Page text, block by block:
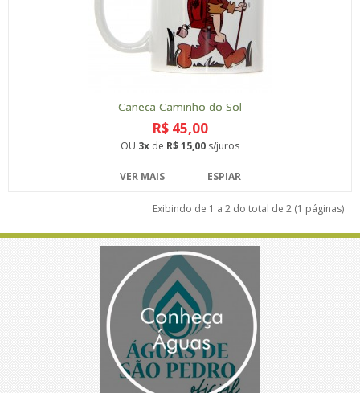
Caneca Caminho do Sol
R$ 45,00
OU 3x de R$ 15,00 s/juros
VER MAIS ESPIAR
Exibindo de 1 a 2 do total de 2 (1 páginas)